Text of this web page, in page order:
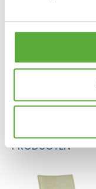
Hoogte
BIJPASSENDE
PRODUCTEN